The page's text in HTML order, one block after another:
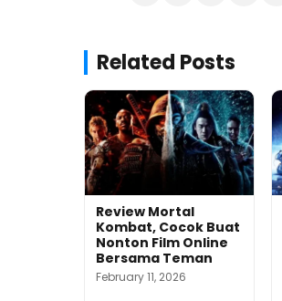
Related Posts
Review Mortal
Kombat, Cocok Buat
Nonton Film Online
Bersama Teman
February 11, 2026